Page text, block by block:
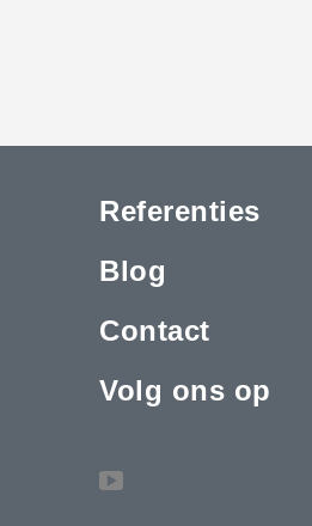
Referenties
Blog
Contact
Volg ons op